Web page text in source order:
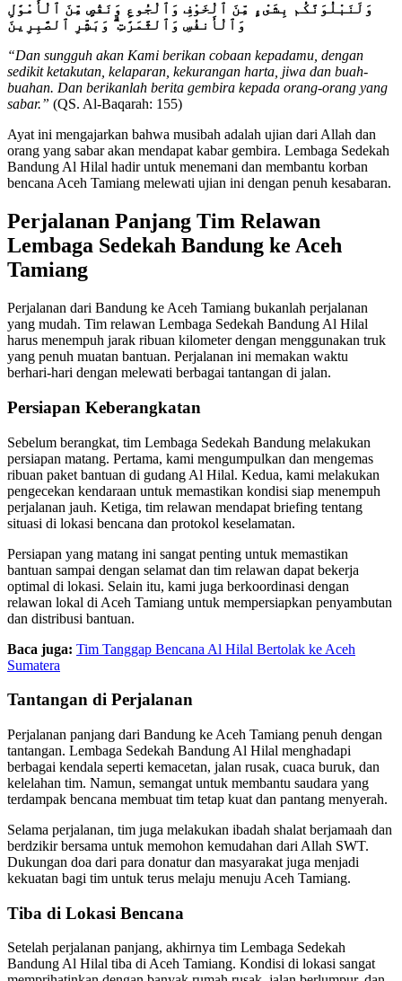
وَلَنَبْلُوَنَّكُم بِشَىْءٍ مِّنَ ٱلْخَوْفِ وَٱلْجُوعِ وَنَقْصٍ مِّنَ ٱلْأَمْوَٰلِ
وَٱلْأَنفُسِ وَٱلثَّمَرَٰتِ ۗ وَبَشِّرِ ٱلصَّٰبِرِينَ
“Dan sungguh akan Kami berikan cobaan kepadamu, dengan
sedikit ketakutan, kelaparan, kekurangan harta, jiwa dan buah-
buahan. Dan berikanlah berita gembira kepada orang-orang yang
sabar.” (QS. Al-Baqarah: 155)
Ayat ini mengajarkan bahwa musibah adalah ujian dari Allah dan
orang yang sabar akan mendapat kabar gembira. Lembaga Sedekah
Bandung Al Hilal hadir untuk menemani dan membantu korban
bencana Aceh Tamiang melewati ujian ini dengan penuh kesabaran.
Perjalanan Panjang Tim Relawan
Lembaga Sedekah Bandung ke Aceh
Tamiang
Perjalanan dari Bandung ke Aceh Tamiang bukanlah perjalanan
yang mudah. Tim relawan Lembaga Sedekah Bandung Al Hilal
harus menempuh jarak ribuan kilometer dengan menggunakan truk
yang penuh muatan bantuan. Perjalanan ini memakan waktu
berhari-hari dengan melewati berbagai tantangan di jalan.
Persiapan Keberangkatan
Sebelum berangkat, tim Lembaga Sedekah Bandung melakukan
persiapan matang. Pertama, kami mengumpulkan dan mengemas
ribuan paket bantuan di gudang Al Hilal. Kedua, kami melakukan
pengecekan kendaraan untuk memastikan kondisi siap menempuh
perjalanan jauh. Ketiga, tim relawan mendapat briefing tentang
situasi di lokasi bencana dan protokol keselamatan.
Persiapan yang matang ini sangat penting untuk memastikan
bantuan sampai dengan selamat dan tim relawan dapat bekerja
optimal di lokasi. Selain itu, kami juga berkoordinasi dengan
relawan lokal di Aceh Tamiang untuk mempersiapkan penyambutan
dan distribusi bantuan.
Baca juga: Tim Tanggap Bencana Al Hilal Bertolak ke Aceh
Sumatera
Tantangan di Perjalanan
Perjalanan panjang dari Bandung ke Aceh Tamiang penuh dengan
tantangan. Lembaga Sedekah Bandung Al Hilal menghadapi
berbagai kendala seperti kemacetan, jalan rusak, cuaca buruk, dan
kelelahan tim. Namun, semangat untuk membantu saudara yang
terdampak bencana membuat tim tetap kuat dan pantang menyerah.
Selama perjalanan, tim juga melakukan ibadah shalat berjamaah dan
berdzikir bersama untuk memohon kemudahan dari Allah SWT.
Dukungan doa dari para donatur dan masyarakat juga menjadi
kekuatan bagi tim untuk terus melaju menuju Aceh Tamiang.
Tiba di Lokasi Bencana
Setelah perjalanan panjang, akhirnya tim Lembaga Sedekah
Bandung Al Hilal tiba di Aceh Tamiang. Kondisi di lokasi sangat